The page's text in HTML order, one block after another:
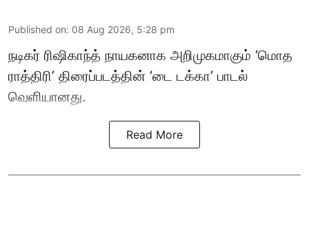
Published on: 08 Aug 2026, 5:28 pm
நடிகர் ரிஷிகாந்த் நாயகனாக அறிமுகமாகும் ‘மொத
ராத்திரி’ திரைப்படத்தின் ‘டை டக்கா’ பாடல்
வெளியானது.
Read More